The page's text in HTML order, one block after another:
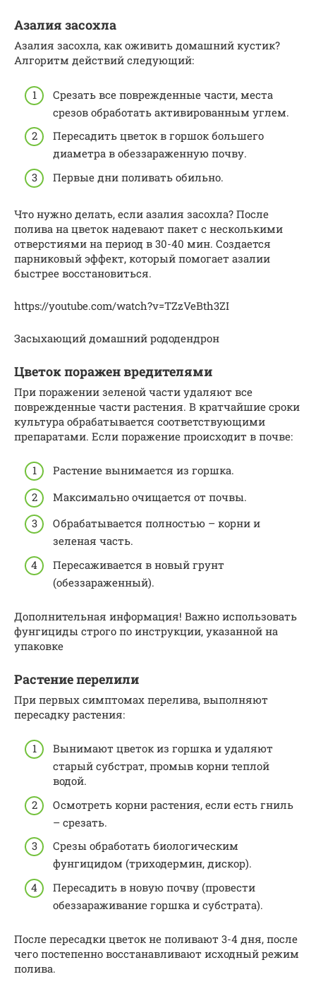
Азалия засохла
Азалия засохла, как оживить домашний кустик?
Алгоритм действий следующий:
Срезать все поврежденные части, места
срезов обработать активированным углем.
Пересадить цветок в горшок большего
диаметра в обеззараженную почву.
Первые дни поливать обильно.
Что нужно делать, если азалия засохла? После
полива на цветок надевают пакет с несколькими
отверстиями на период в 30-40 мин. Создается
парниковый эффект, который помогает азалии
быстрее восстановиться.
https://youtube.com/watch?v=TZzVeBth3ZI
Засыхающий домашний рододендрон
Цветок поражен вредителями
При поражении зеленой части удаляют все
поврежденные части растения. В кратчайшие сроки
культура обрабатывается соответствующими
препаратами. Если поражение происходит в почве:
Растение вынимается из горшка.
Максимально очищается от почвы.
Обрабатывается полностью – корни и
зеленая часть.
Пересаживается в новый грунт
(обеззараженный).
Дополнительная информация! Важно использовать
фунгициды строго по инструкции, указанной на
упаковке
Растение перелили
При первых симптомах перелива, выполняют
пересадку растения:
Вынимают цветок из горшка и удаляют
старый субстрат, промыв корни теплой
водой.
Осмотреть корни растения, если есть гниль
– срезать.
Срезы обработать биологическим
фунгицидом (триходермин, дискор).
Пересадить в новую почву (провести
обеззараживание горшка и субстрата).
После пересадки цветок не поливают 3-4 дня, после
чего постепенно восстанавливают исходный режим
полива.